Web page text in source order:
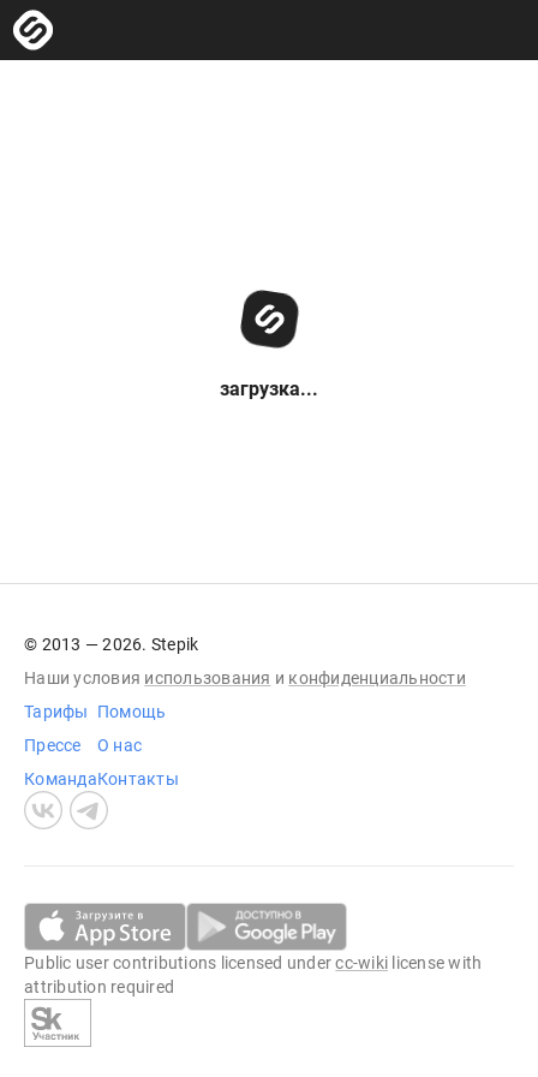
загрузка...
© 2013 — 2026. Stepik
Наши условия использования и конфиденциальности
Тарифы
Прессе
Команда
Помощь
О нас
Контакты
Public user contributions licensed undercc-wiki license with
attribution required